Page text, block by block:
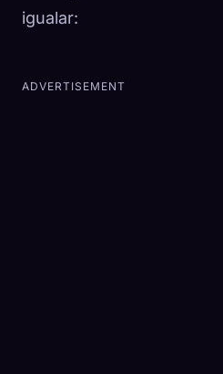
igualar:
ADVERTISEMENT